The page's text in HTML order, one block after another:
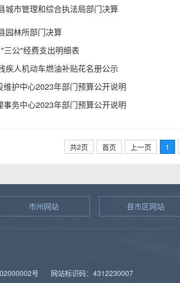
城市管理和综合执法局部门决算
园林所部门决算
三公"经费支出明细表
疾人机动车燃油补贴花名册公示
维护中心2023年部门预算公开说明
事务中心2023年部门预算公开说明
共2页 首页 上一页 1
市州网站 县市区网站
号 网站标识码：4312230007